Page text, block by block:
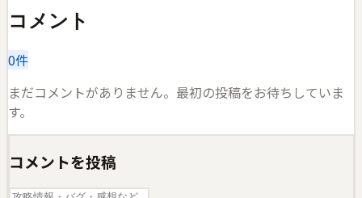
コメント
0件
まだコメントがありません。最初の投稿をお待ちしていま
す。
コメントを投稿